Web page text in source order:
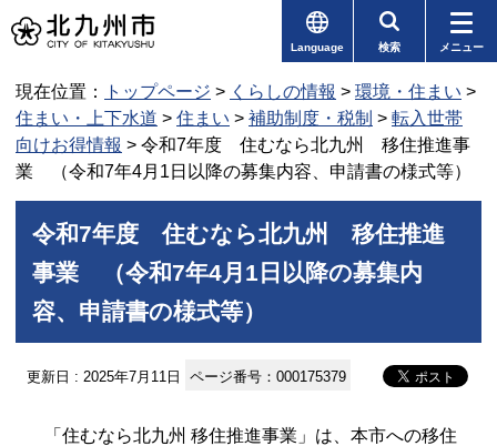
Language 検索 メニュー
現在位置： トップページ > くらしの情報 > 環境・住まい >
住まい・上下水道 > 住まい > 補助制度・税制 > 転入世帯
向けお得情報 > 令和7年度 住むなら北九州 移住推進事
業 （令和7年4月1日以降の募集内容、申請書の様式等）
令和7年度 住むなら北九州 移住推進
事業 （令和7年4月1日以降の募集内
容、申請書の様式等）
更新日 : 2025年7月11日 ページ番号：000175379
「住むなら北九州 移住推進事業」は、本市への移住